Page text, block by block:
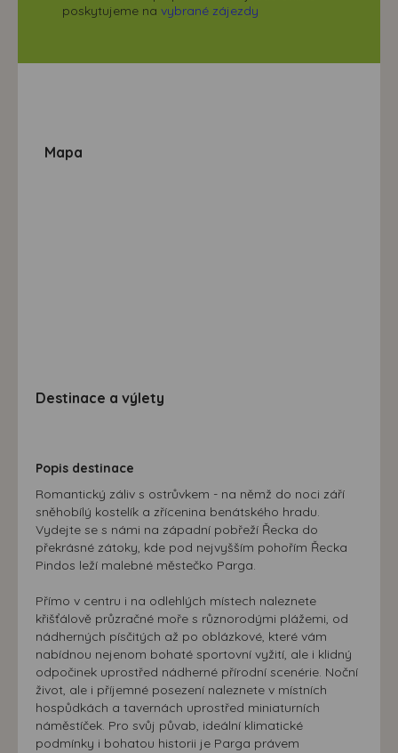
poskytujeme na vybrané zájezdy
Mapa
Destinace a výlety
Popis destinace
Romantický záliv s ostrůvkem - na němž do noci září
sněhobílý kostelík a zřícenina benátského hradu.
Vydejte se s námi na západní pobřeží Řecka do
překrásné zátoky, kde pod nejvyšším pohořím Řecka
Pindos leží malebné městečko Parga.
Přímo v centru i na odlehlých místech naleznete
křišťálově průzračné moře s různorodými plážemi, od
nádherných písčitých až po oblázkové, které vám
nabídnou nejenom bohaté sportovní vyžití, ale i klidný
odpočinek uprostřed nádherné přírodní scenérie. Noční
život, ale i příjemné posezení naleznete v místních
hospůdkách a tavernách uprostřed miniaturních
náměstíček. Pro svůj půvab, ideální klimatické
podmínky i bohatou historii je Parga právem